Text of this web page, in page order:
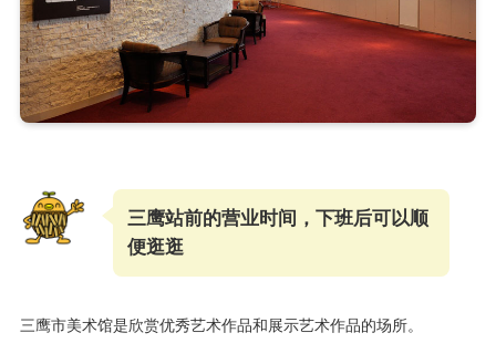
三鹰站前的营业时间，下班后可以顺
便逛逛
三鹰市美术馆是欣赏优秀艺术作品和展示艺术作品的场所。